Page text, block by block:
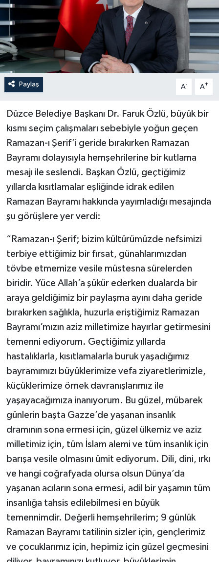
Paylaş A- A+
Düzce Belediye Başkanı Dr. Faruk Özlü, büyük bir
kısmı seçim çalışmaları sebebiyle yoğun geçen
Ramazan-ı Şerif’i geride bırakırken Ramazan
Bayramı dolayısıyla hemşehrilerine bir kutlama
mesajı ile seslendi. Başkan Özlü, geçtiğimiz
yıllarda kısıtlamalar eşliğinde idrak edilen
Ramazan Bayramı hakkında yayımladığı mesajında
şu görüşlere yer verdi:
“Ramazan-ı Şerif; bizim kültürümüzde nefsimizi
terbiye ettiğimiz bir fırsat, günahlarımızdan
tövbe etmemize vesile müstesna sürelerden
biridir. Yüce Allah’a şükür ederken dualarda bir
araya geldiğimiz bir paylaşma ayını daha geride
bırakırken sağlıkla, huzurla eriştiğimiz Ramazan
Bayramı’mızın aziz milletimize hayırlar getirmesini
temenni ediyorum. Geçtiğimiz yıllarda
hastalıklarla, kısıtlamalarla buruk yaşadığımız
bayramımızı büyüklerimize vefa ziyaretlerimizle,
küçüklerimize örnek davranışlarımız ile
yaşayacağımıza inanıyorum. Bu güzel, mübarek
günlerin başta Gazze’de yaşanan insanlık
dramının sona ermesi için, güzel ülkemiz ve aziz
milletimiz için, tüm İslam alemi ve tüm insanlık için
barışa vesile olmasını ümit ediyorum. Dili, dini, ırkı
ve hangi coğrafyada olursa olsun Dünya’da
yaşanan acıların sona ermesi, adil bir yaşamın tüm
insanlığa tahsis edilebilmesi en büyük
temennimdir. Değerli hemşehrilerim; 9 günlük
Ramazan Bayramı tatilinin sizler için, gençlerimiz
ve çocuklarımız için, hepimiz için güzel geçmesini